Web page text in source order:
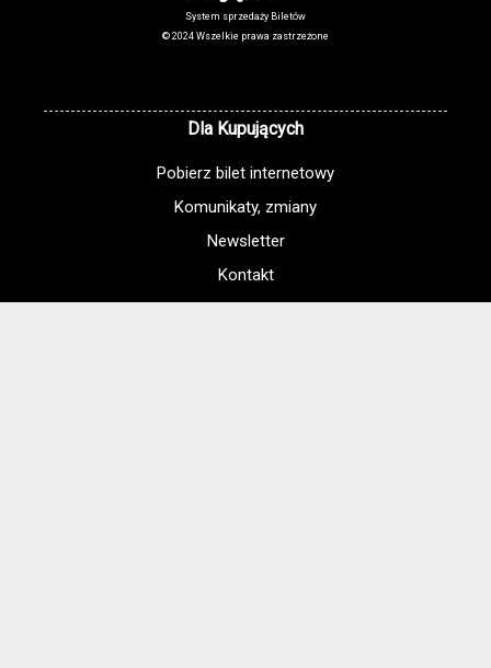
System sprzedaży Biletów
© 2024 Wszelkie prawa zastrzeżone
Dla Kupujących
Pobierz bilet internetowy
Komunikaty, zmiany
Newsletter
Kontakt